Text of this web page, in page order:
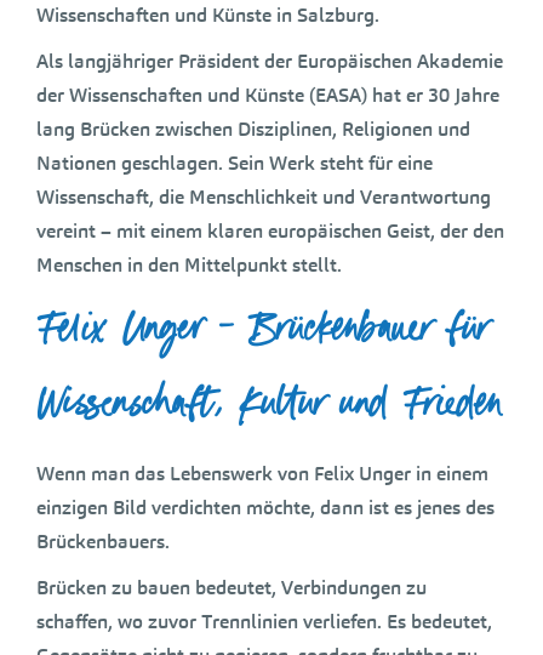
Wissenschaften und Künste in Salzburg.
Als langjähriger Präsident der Europäischen Akademie
der Wissenschaften und Künste (EASA) hat er 30 Jahre
lang Brücken zwischen Disziplinen, Religionen und
Nationen geschlagen. Sein Werk steht für eine
Wissenschaft, die Menschlichkeit und Verantwortung
vereint – mit einem klaren europäischen Geist, der den
Menschen in den Mittelpunkt stellt.
Felix Unger – Brückenbauer für
Wissenschaft, Kultur und Frieden
Wenn man das Lebenswerk von Felix Unger in einem
einzigen Bild verdichten möchte, dann ist es jenes des
Brückenbauers.
Brücken zu bauen bedeutet, Verbindungen zu
schaffen, wo zuvor Trennlinien verliefen. Es bedeutet,